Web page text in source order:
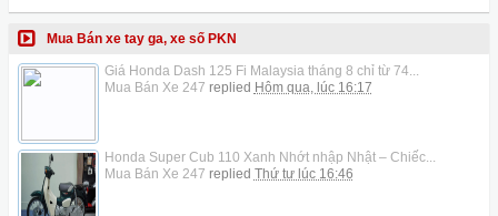
Mua Bán xe tay ga, xe số PKN
Giá Honda Dash 125 Fi Malaysia tháng 8 chỉ từ 74...
Mua Bán Xe 247 replied Hôm qua, lúc 16:17
Honda Super Cub 110 Xanh Nhớt nhập Nhật – Chiếc...
Mua Bán Xe 247 replied Thứ tư lúc 16:46